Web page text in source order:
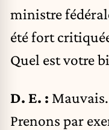
ministre
été fort
Quel est votre
D. E. :
Prenons par